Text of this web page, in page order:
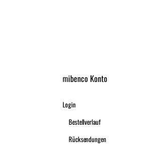
mibenco Konto
Login
Bestellverlauf
Rücksendungen